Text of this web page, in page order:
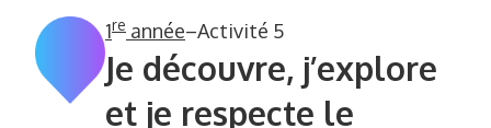
1re année–Activité 5
Je découvre, j’explore
et je respecte le